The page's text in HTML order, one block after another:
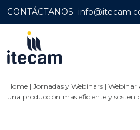
CONTÁCTANOS
Home | Jornadas y Webinars | Webinar
una producción más eficiente y